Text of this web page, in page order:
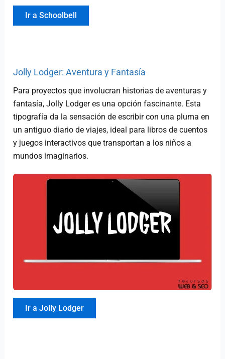
Ir a Schoolbell
Jolly Lodger: Aventura y Fantasía
Para proyectos que involucran historias de aventuras y
fantasía, Jolly Lodger es una opción fascinante. Esta
tipografía da la sensación de escribir con una pluma en
un antiguo diario de viajes, ideal para libros de cuentos
y juegos interactivos que transportan a los niños a
mundos imaginarios.
Ir a Jolly Lodger